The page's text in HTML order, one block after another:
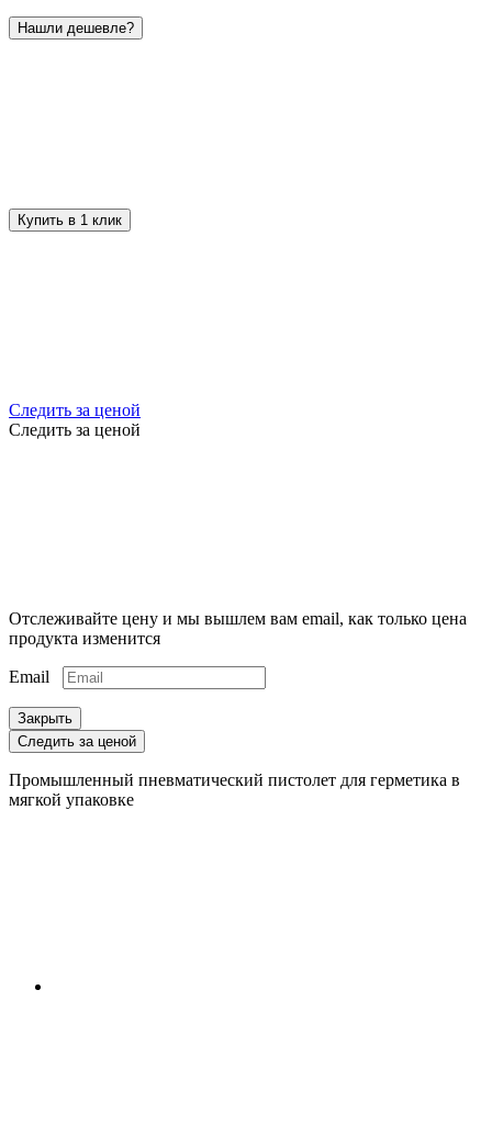
Нашли дешевле?
Купить в 1 клик
Следить за ценой
Следить за ценой
Отслеживайте цену и мы вышлем вам email, как только цена
продукта изменится
Email
Закрыть
Следить за ценой
Промышленный пневматический пистолет для герметика в
мягкой упаковке